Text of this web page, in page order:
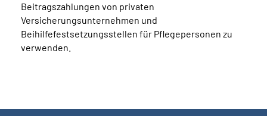
Beitragszahlungen von privaten
Versicherungsunternehmen und
Beihilfefestsetzungsstellen für Pflegepersonen zu
verwenden.